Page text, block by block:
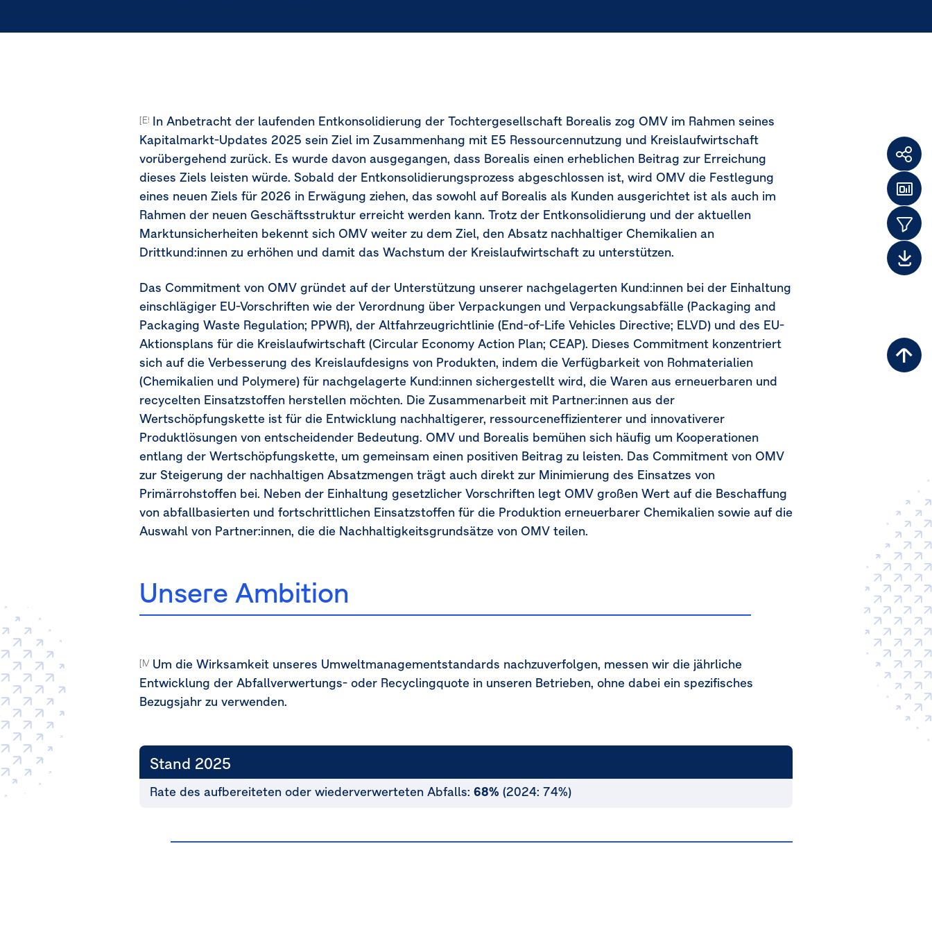
[E5-3.27] [MDR-T-81a-81b-i]
In Anbetracht der laufenden Entkonsolidierung der Tochtergesellschaft Borealis zog OMV im Rahmen seines
Kapitalmarkt-Updates 2025 sein Ziel im Zusammenhang mit E5 Ressourcennutzung und Kreislaufwirtschaft
vorübergehend zurück. Es wurde davon ausgegangen, dass Borealis einen erheblichen Beitrag zur Erreichung
dieses Ziels leisten würde. Sobald der Entkonsolidierungsprozess abgeschlossen ist, wird OMV die Festlegung
eines neuen Ziels für 2026 in Erwägung ziehen, das sowohl auf Borealis als Kunden ausgerichtet ist als auch im
Rahmen der neuen Geschäftsstruktur erreicht werden kann. Trotz der Entkonsolidierung und der aktuellen
Marktunsicherheiten bekennt sich OMV weiter zu dem Ziel, den Absatz nachhaltiger Chemikalien an
Drittkund:innen zu erhöhen und damit das Wachstum der Kreislaufwirtschaft zu unterstützen.
Das Commitment von OMV gründet auf der Unterstützung unserer nachgelagerten Kund:innen bei der Einhaltung
einschlägiger EU-Vorschriften wie der Verordnung über Verpackungen und Verpackungsabfälle (Packaging and
Packaging Waste Regulation; PPWR), der Altfahrzeugrichtlinie (End-of-Life Vehicles Directive; ELVD) und des EU-
Aktionsplans für die Kreislaufwirtschaft (Circular Economy Action Plan; CEAP). Dieses Commitment konzentriert
sich auf die Verbesserung des Kreislaufdesigns von Produkten, indem die Verfügbarkeit von Rohmaterialien
(Chemikalien und Polymere) für nachgelagerte Kund:innen sichergestellt wird, die Waren aus erneuerbaren und
recycelten Einsatzstoffen herstellen möchten. Die Zusammenarbeit mit Partner:innen aus der
Wertschöpfungskette ist für die Entwicklung nachhaltigerer, ressourceneffizienterer und innovativerer
Produktlösungen von entscheidender Bedeutung. OMV und Borealis bemühen sich häufig um Kooperationen
entlang der Wertschöpfungskette, um gemeinsam einen positiven Beitrag zu leisten. Das Commitment von OMV
zur Steigerung der nachhaltigen Absatzmengen trägt auch direkt zur Minimierung des Einsatzes von
Primärrohstoffen bei. Neben der Einhaltung gesetzlicher Vorschriften legt OMV großen Wert auf die Beschaffung
von abfallbasierten und fortschrittlichen Einsatzstoffen für die Produktion erneuerbarer Chemikalien sowie auf die
Auswahl von Partner:innen, die die Nachhaltigkeitsgrundsätze von OMV teilen.
Unsere Ambition
[MDR-T.81b-i, 81b-ii]
Um die Wirksamkeit unseres Umweltmanagementstandards nachzuverfolgen, messen wir die jährliche
Entwicklung der Abfallverwertungs- oder Recyclingquote in unseren Betrieben, ohne dabei ein spezifisches
Bezugsjahr zu verwenden.
Stand 2025
Rate des aufbereiteten oder wiederverwerteten Abfalls: 68% (2024: 74%)